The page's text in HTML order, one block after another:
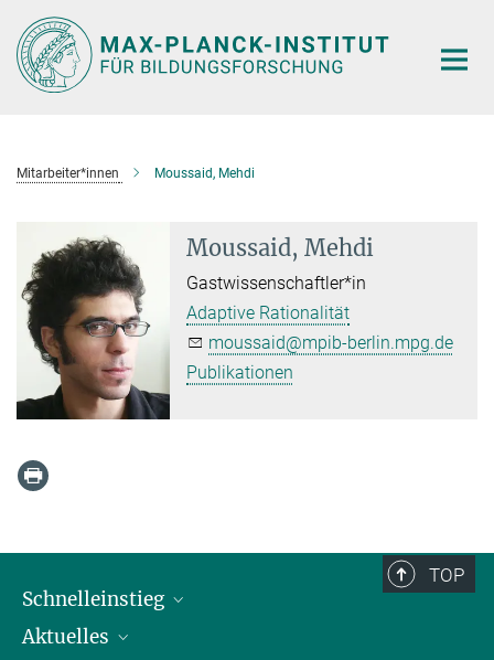
Hauptinhalt
Mitarbeiter*innen Moussaid, Mehdi
Moussaid, Mehdi
Gastwissenschaftler*in
Adaptive Rationalität
moussaid@mpib-berlin.mpg.de
Publikationen
TOP
Schnelleinstieg
Personen
Aktuelles